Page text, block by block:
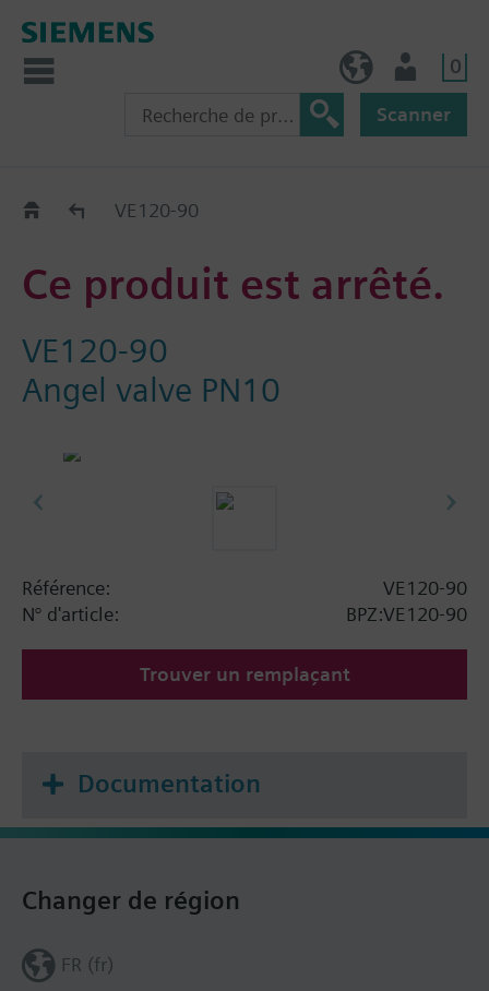
0
Scanner
Old2NewVE120-90
Ce produit est arrêté.
VE120-90
Angel valve PN10
Référence:
VE120-90
N° d'article:
BPZ:VE120-90
Trouver un remplaçant
Documentation
Changer de région
FR (fr)